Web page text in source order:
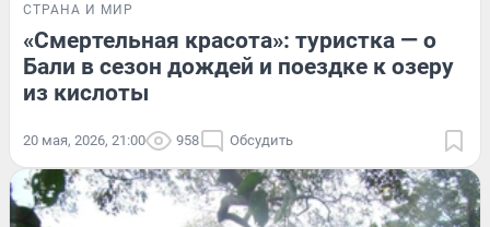
СТРАНА И МИР
«Смертельная красота»: туристка — о
Бали в сезон дождей и поездке к озеру
из кислоты
20 мая, 2026, 21:00 958 Обсудить